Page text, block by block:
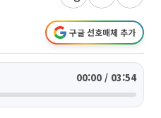
구글 선호매체 추가
00:00 / 03:54